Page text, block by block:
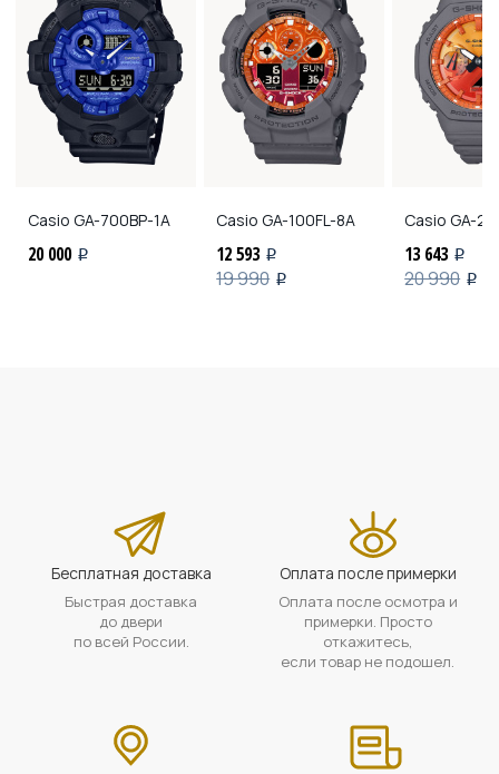
Casio GA-700BP-1A
20 000 i
Casio GA-100FL-8A
12 593 i
19 990 i
Casio GA-
13 643 i
20 990 i
Бесплатная доставка
Быстрая доставка
до двери
по всей России.
Оплата после примерки
Оплата после осмотра и
примерки. Просто
откажитесь,
если товар не подошел.